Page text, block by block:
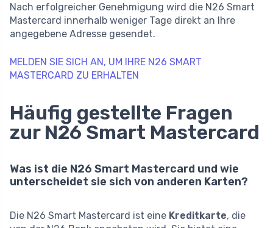
Nach erfolgreicher Genehmigung wird die N26 Smart
Mastercard innerhalb weniger Tage direkt an Ihre
angegebene Adresse gesendet.
MELDEN SIE SICH AN, UM IHRE N26 SMART
MASTERCARD ZU ERHALTEN
Häufig gestellte Fragen
zur N26 Smart Mastercard
Was ist die N26 Smart Mastercard und wie
unterscheidet sie sich von anderen Karten?
Die N26 Smart Mastercard ist eine Kreditkarte, die